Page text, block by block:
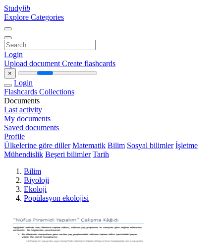
Studylib
Explore Categories
Login
Upload document Create flashcards
×
Login
Flashcards Collections
Documents
Last activity
My documents
Saved documents
Profile
Ülkelerine göre diller Matematik Bilim Sosyal bilimler İşletme
Mühendislik Beşeri bilimler Tarih
Bilim
Biyoloji
Ekoloji
Popülasyon ekolojisi